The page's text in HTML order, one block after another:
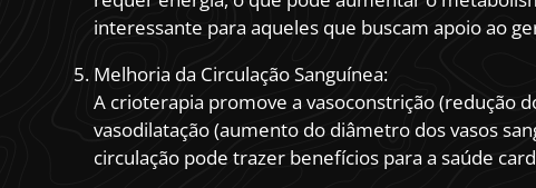
interessante para aqueles que buscam apoio ao
Melhoria da Circulação Sanguínea:
A crioterapia promove a vasoconstrição (redução
vasodilatação (aumento do diâmetro dos vasos
circulação pode trazer benefícios para a saúde